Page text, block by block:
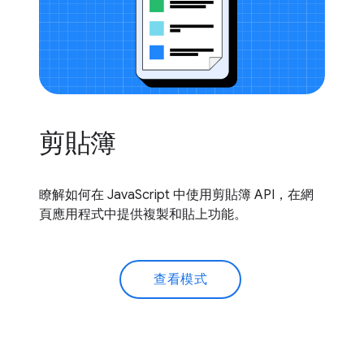
剪貼簿
瞭解如何在 JavaScript 中使用剪貼簿 API，在網
頁應用程式中提供複製和貼上功能。
查看模式